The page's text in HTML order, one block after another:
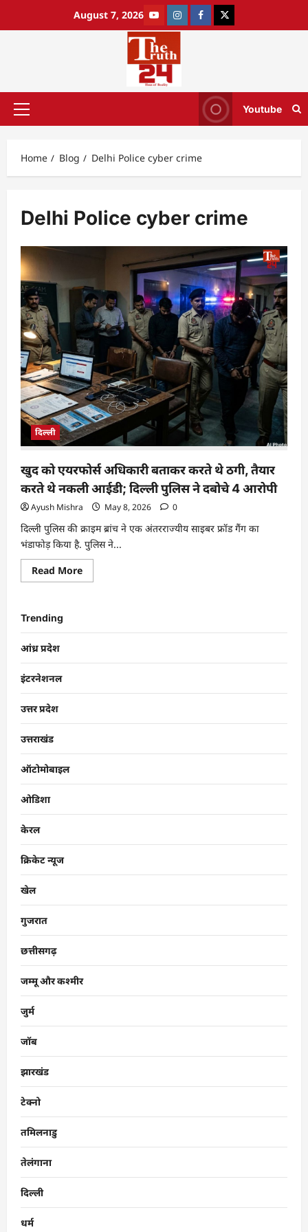
August 7, 2026
Youtube
Home Blog Delhi Police cyber crime
Delhi Police cyber crime
दिल्ली
खुद को एयरफोर्स अधिकारी बताकर करते थे ठगी, तैयार
करते थे नकली आईडी; दिल्ली पुलिस ने दबोचे 4 आरोपी
Ayush Mishra May 8, 2026 0
दिल्ली पुलिस की क्राइम ब्रांच ने एक अंतरराज्यीय साइबर फ्रॉड गैंग का
भंडाफोड़ किया है. पुलिस ने...
Read More
Trending
आंध्र प्रदेश
इंटरनेशनल
उत्तर प्रदेश
उत्तराखंड
ऑटोमोबाइल
ओडिशा
केरल
क्रिकेट न्यूज
खेल
गुजरात
छत्तीसगढ़
जम्मू और कश्मीर
जुर्म
जॉब
झारखंड
टेक्नो
तमिलनाडु
तेलंगाना
दिल्ली
धर्म